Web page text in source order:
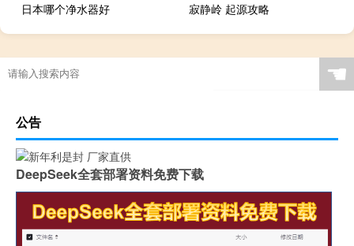
日本哪个净水器好
寂静岭 起源攻略
☚
公告
DeepSeek全套部署资料免费下载